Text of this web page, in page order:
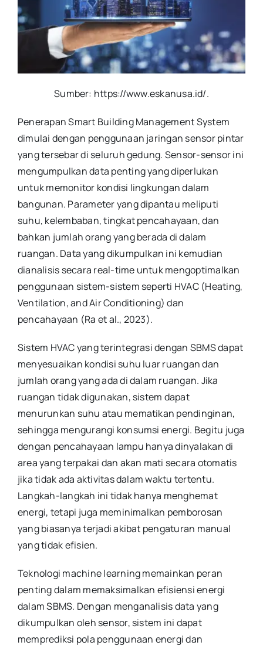
Sumber: https://www.eskanusa.id/.
Penerapan Smart Building Management System
dimulai dengan penggunaan jaringan sensor pintar
yang tersebar di seluruh gedung. Sensor-sensor ini
mengumpulkan data penting yang diperlukan
untuk memonitor kondisi lingkungan dalam
bangunan. Parameter yang dipantau meliputi
suhu, kelembaban, tingkat pencahayaan, dan
bahkan jumlah orang yang berada di dalam
ruangan. Data yang dikumpulkan ini kemudian
dianalisis secara real-time untuk mengoptimalkan
penggunaan sistem-sistem seperti HVAC (Heating,
Ventilation, and Air Conditioning) dan
pencahayaan (Ra et al., 2023).
Sistem HVAC yang terintegrasi dengan SBMS dapat
menyesuaikan kondisi suhu luar ruangan dan
jumlah orang yang ada di dalam ruangan. Jika
ruangan tidak digunakan, sistem dapat
menurunkan suhu atau mematikan pendinginan,
sehingga mengurangi konsumsi energi. Begitu juga
dengan pencahayaan lampu hanya dinyalakan di
area yang terpakai dan akan mati secara otomatis
jika tidak ada aktivitas dalam waktu tertentu.
Langkah-langkah ini tidak hanya menghemat
energi, tetapi juga meminimalkan pemborosan
yang biasanya terjadi akibat pengaturan manual
yang tidak efisien.
Teknologi machine learning memainkan peran
penting dalam memaksimalkan efisiensi energi
dalam SBMS. Dengan menganalisis data yang
dikumpulkan oleh sensor, sistem ini dapat
memprediksi pola penggunaan energi dan